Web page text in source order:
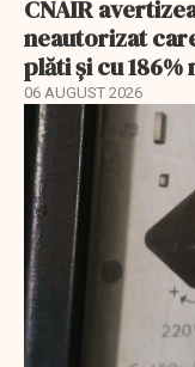
CNAIR
neautorizat
plăti și cu 186%
06 AUGUST 2026